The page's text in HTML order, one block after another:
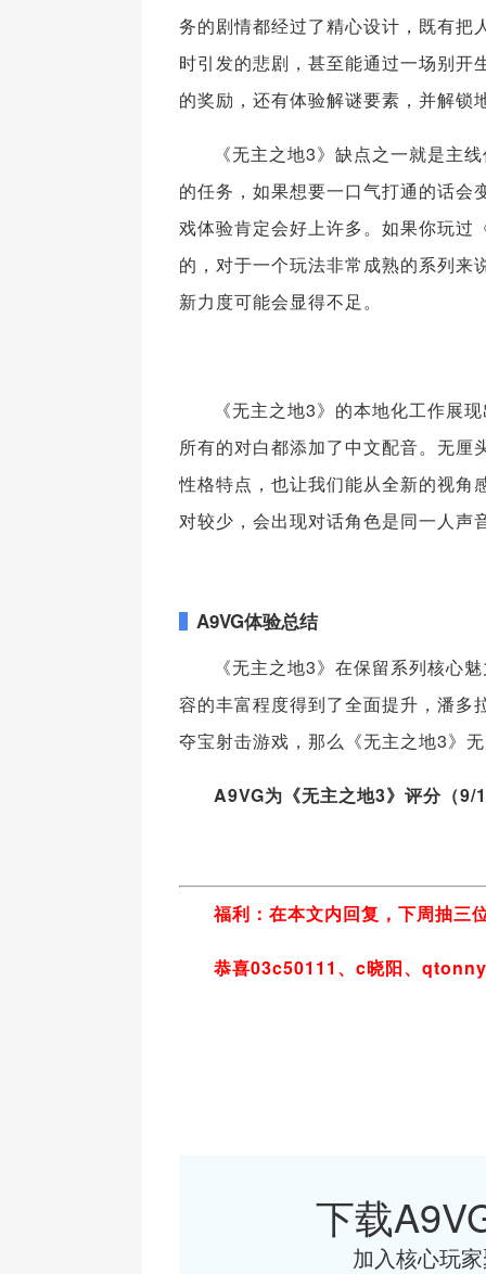
务的剧情都经过了精心设计，既有把
时引发的悲剧，甚至能通过一场别开
的奖励，还有体验解谜要素，并解锁
《无主之地3》缺点之一就是主
的任务，如果想要一口气打通的话会
戏体验肯定会好上许多。如果你玩过
的，对于一个玩法非常成熟的系列来
新力度可能会显得不足。
《无主之地3》的本地化工作展
所有的对白都添加了中文配音。无
性格特点，也让我们能从全新的视角
对较少，会出现对话角色是同一人声
A9VG体验总结
《无主之地3》在保留系列核心
容的丰富程度得到了全面提升，潘多
夺宝射击游戏，那么《无主之地3》
A9VG为《无主之地3》评分（9/
福利：在本文内回复，下周抽三
恭喜03c50111、c晓阳、
下载
加入核心玩